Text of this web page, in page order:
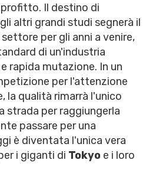
Il destino di
altri grandi studi segnerà il
per gli anni a venire,
di un'industria
rapida mutazione. In un
per l'attenzione
la qualità rimarrà l'unico
strada per raggiungerla
passare per una
è diventata l'unica vera
i giganti di Tokyo e i loro